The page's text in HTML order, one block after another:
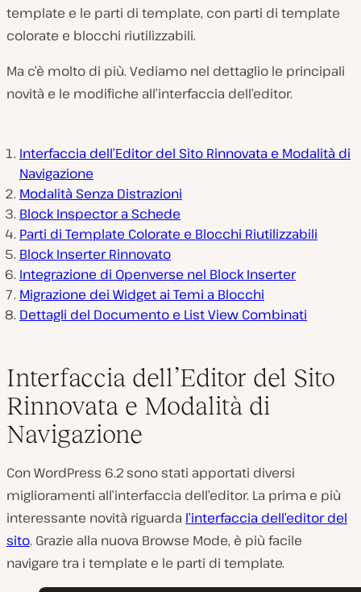
d
o
template e le parti di template, con parti di template
colorate e blocchi riutilizzabili.
Ma c’è molto di più. Vediamo nel dettaglio le principali
novità e le modifiche all’interfaccia dell’editor.
Interfaccia dell’Editor del Sito Rinnovata e Modalità di
Navigazione
Modalità Senza Distrazioni
Block Inspector a Schede
Parti di Template Colorate e Blocchi Riutilizzabili
Block Inserter Rinnovato
Integrazione di Openverse nel Block Inserter
Migrazione dei Widget ai Temi a Blocchi
Dettagli del Documento e List View Combinati
Interfaccia dell’Editor del Sito
Rinnovata e Modalità di
Navigazione
Con WordPress 6.2 sono stati apportati diversi
miglioramenti all’interfaccia dell’editor. La prima e più
interessante novità riguarda l’interfaccia dell’editor del
sito. Grazie alla nuova Browse Mode, è più facile
navigare tra i template e le parti di template.